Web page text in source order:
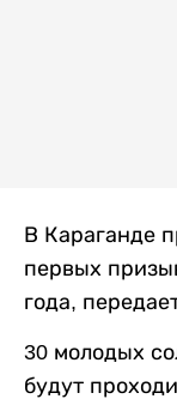
В Караганде
первых
года,
30 молодых
будут